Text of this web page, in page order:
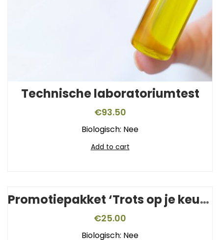
Technische laboratoriumtest
€93.50
Biologisch: Nee
Add to cart
Promotiepakket ‘Trots op je keurmerk’
€25.00
Biologisch: Nee